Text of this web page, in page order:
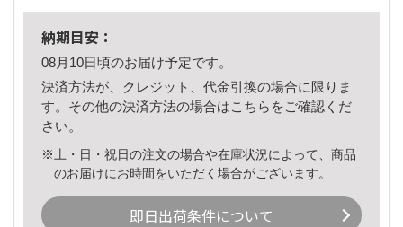
納期目安：
08月10日頃のお届け予定です。
決済方法が、クレジット、代金引換の場合に限りま
す。その他の決済方法の場合はこちら をご確認くだ
さい。
※土・日・祝日の注文の場合や在庫状況によって、商品
のお届けにお時間をいただく場合がございます。
即日出荷条件について